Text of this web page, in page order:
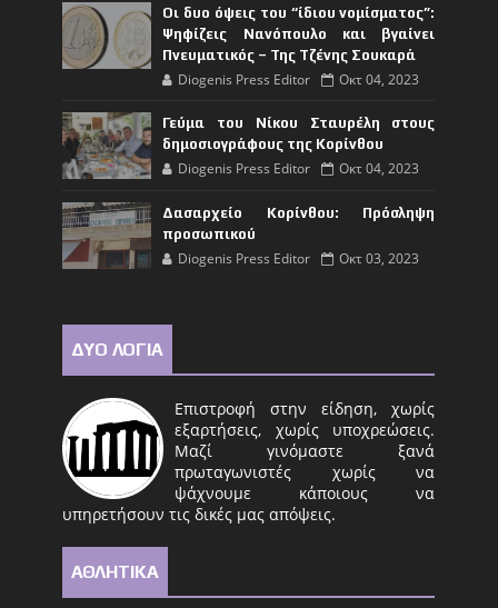
Οι δυο όψεις του “ίδιου νομίσματος”:
Ψηφίζεις Νανόπουλο και βγαίνει
Πνευματικός – Της Τζένης Σουκαρά
Diogenis Press Editor Οκτ 04, 2023
Γεύμα του Νίκου Σταυρέλη στους
δημοσιογράφους της Κορίνθου
Diogenis Press Editor Οκτ 04, 2023
Δασαρχείο Κορίνθου: Πρόσληψη
προσωπικού
Diogenis Press Editor Οκτ 03, 2023
ΔΥΟ ΛΟΓΙΑ
Επιστροφή στην είδηση, χωρίς
εξαρτήσεις, χωρίς υποχρεώσεις.
Μαζί γινόμαστε ξανά
πρωταγωνιστές χωρίς να
ψάχνουμε κάποιους να
υπηρετήσουν τις δικές μας απόψεις.
ΑΘΛΗΤΙΚΑ